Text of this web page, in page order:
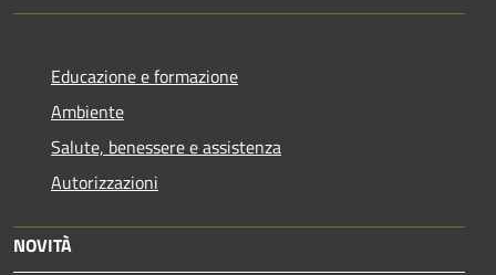
Educazione e formazione
Ambiente
Salute, benessere e assistenza
Autorizzazioni
NOVITÀ